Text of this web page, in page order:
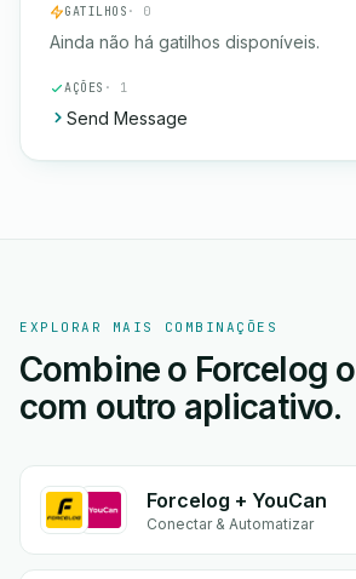
GATILHOS · 0
Ainda não há gatilhos disponíveis.
AÇÕES · 1
Send Message
EXPLORAR MAIS COMBINAÇÕES
Combine o Forcelog
com outro aplicativo.
Forcelog + YouCan
Conectar & Automatizar